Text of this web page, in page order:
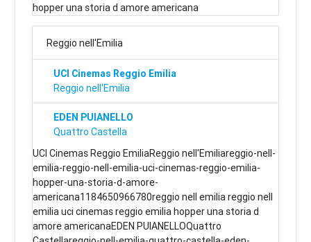
hopper una storia d amore americana
Reggio nell'Emilia
UCI Cinemas Reggio Emilia
Reggio nell'Emilia
EDEN PUIANELLO
Quattro Castella
UCI Cinemas Reggio EmiliaReggio nell'Emiliareggio-nell-
emilia-reggio-nell-emilia-uci-cinemas-reggio-emilia-
hopper-una-storia-d-amore-
americana1184650966780reggio nell emilia reggio nell
emilia uci cinemas reggio emilia hopper una storia d
amore americanaEDEN PUIANELLOQuattro